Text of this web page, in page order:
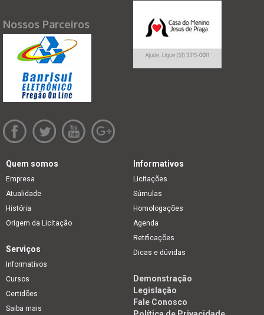
Nossos Parceiros
Quem somos
Empresa
Atualidade
História
Origem da Licitação
Informativos
Licitações
Súmulas
Homologações
Agenda
Retificações
Dicas e dúvidas
Serviços
Informativos
Cursos
Certidões
Saiba mais
Demonstração
Legislação
Fale Conosco